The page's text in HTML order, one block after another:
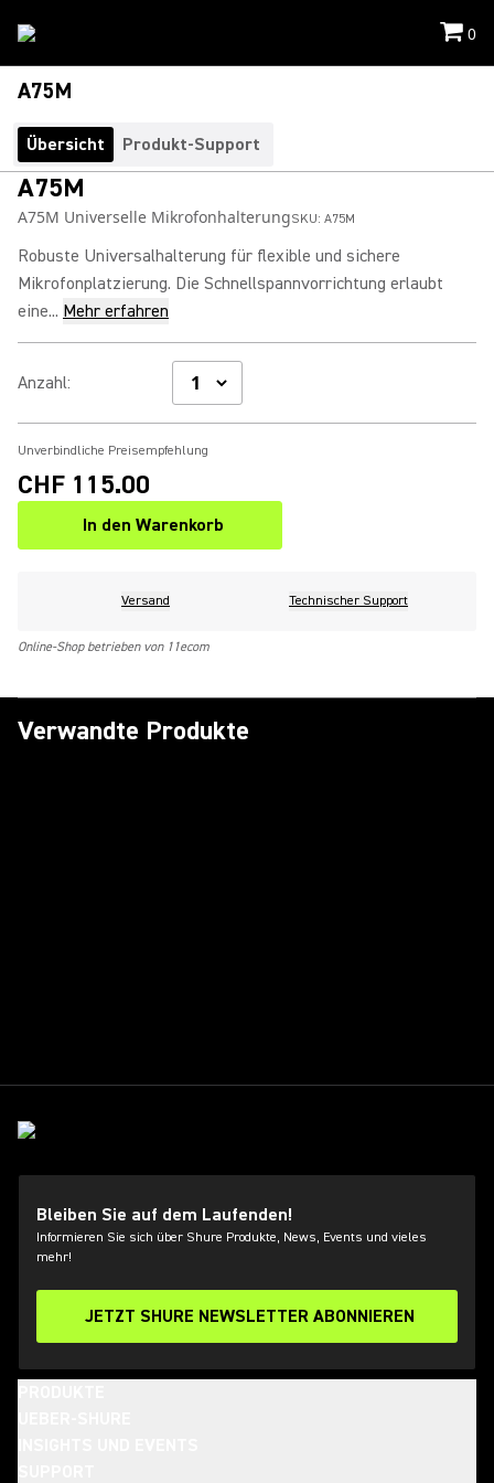
0
A75M
Übersicht Produkt-Support
A75M
A75M Universelle MikrofonhalterungSKU: A75M
Robuste Universalhalterung für flexible und sichere
Mikrofonplatzierung. Die Schnellspannvorrichtung erlaubt
eine... Mehr erfahren
Anzahl:
Unverbindliche Preisempfehlung
CHF 115.00
In den Warenkorb
Versand Technischer Support
Online-Shop betrieben von 11ecom
Verwandte Produkte
Bleiben Sie auf dem Laufenden!
Informieren Sie sich über Shure Produkte, News, Events und vieles
mehr!
JETZT SHURE NEWSLETTER ABONNIEREN